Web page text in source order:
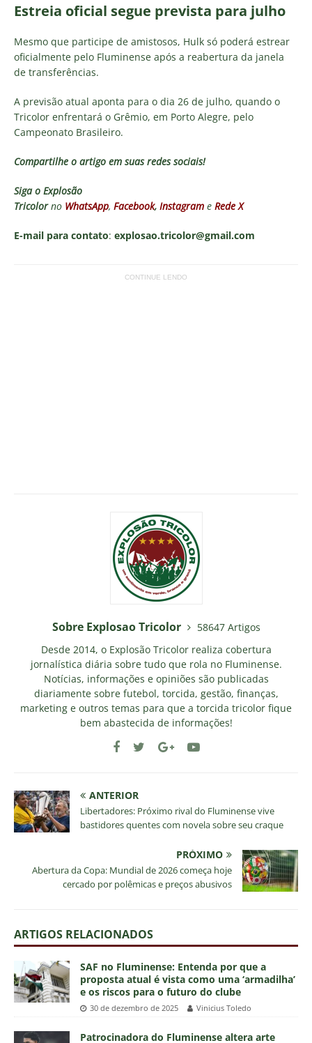
Estreia oficial segue prevista para julho
Mesmo que participe de amistosos, Hulk só poderá estrear
oficialmente pelo Fluminense após a reabertura da janela
de transferências.
A previsão atual aponta para o dia 26 de julho, quando o
Tricolor enfrentará o Grêmio, em Porto Alegre, pelo
Campeonato Brasileiro.
Compartilhe o artigo em suas redes sociais!
Siga o Explosão
Tricolorno WhatsApp, Facebook, Instagram e Rede X
E-mail para contato: explosao.tricolor@gmail.com
CONTINUE LENDO
Sobre Explosao Tricolor
58647 Artigos
Desde 2014, o Explosão Tricolor realiza cobertura
jornalística diária sobre tudo que rola no Fluminense.
Notícias, informações e opiniões são publicadas
diariamente sobre futebol, torcida, gestão, finanças,
marketing e outros temas para que a torcida tricolor fique
bem abastecida de informações!
ANTERIOR
Libertadores: Próximo rival do Fluminense vive
bastidores quentes com novela sobre seu craque
PRÓXIMO
Abertura da Copa: Mundial de 2026 começa hoje
cercado por polêmicas e preços abusivos
ARTIGOS RELACIONADOS
SAF no Fluminense: Entenda por que a
proposta atual é vista como uma ‘armadilha’
e os riscos para o futuro do clube
30 de dezembro de 2025 Vinicius Toledo
Patrocinadora do Fluminense altera arte